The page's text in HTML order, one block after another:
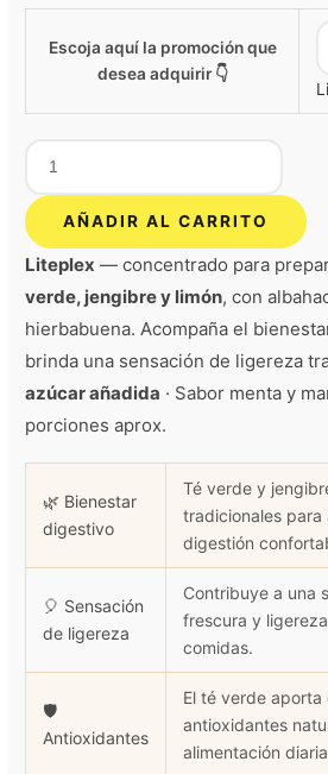
Escoja aquí la promoción que
desea adquirir 👇
AÑADIR AL CARRITO
Liteplex — concentrado para
verde, jengibre y limón, con
hierbabuena. Acompaña el
brinda una sensación de ligereza
azúcar añadida · Sabor menta y
porciones aprox.
🌿 Bienestar
digestivo
Té verde y
tradicionales para
digestión
🎈 Sensación
de ligereza
Contribuye a una
frescura y
comidas.
🛡️
Antioxidantes
El té verde aporta
antioxidantes
alimentación